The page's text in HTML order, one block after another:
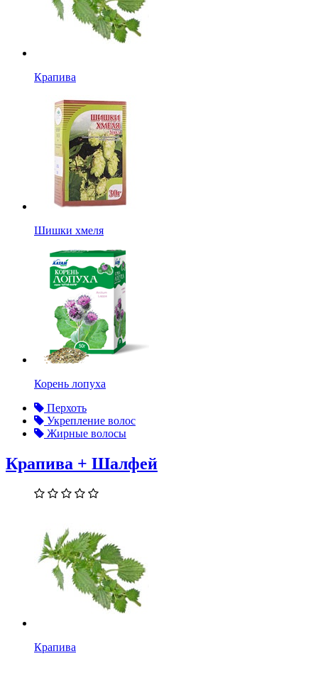
Крапива
Шишки хмеля
Корень лопуха
Перхоть
Укрепление волос
Жирные волосы
Крапива + Шалфей
Крапива